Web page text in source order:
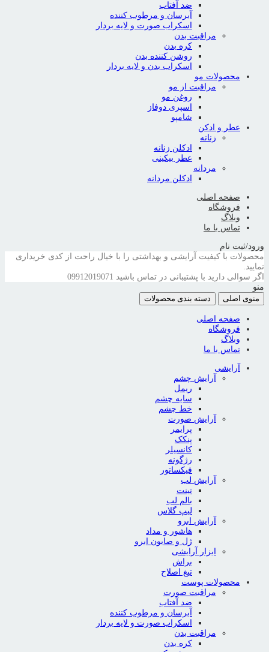
ضد آفتاب
آبرسان و مرطوب کننده
اسکراب صورت و لایه بردار
مراقبت بدن
کره بدن
روشن کننده بدن
اسکراب بدن و لایه بردار
محصولات مو
مراقبت از مو
روغن مو
اسپری دوفاز
شامپو
عطر و ادکن
زنانه
ادکلن زنانه
عطر بیکینی
مردانه
ادکلن مردانه
صفحه اصلی
فروشگاه
وبلاگ
تماس با ما
ورود/ثبت نام
محصولات با کیفیت آرایشی و بهداشتی را با خیال راحت از کدی خریداری
نمایید.
اگر سوالی دارید با پشتیبانی در تماس باشید 09912019071
منو
منوی اصلی
دسته بندی محصولات
صفحه اصلی
فروشگاه
وبلاگ
تماس با ما
آرایشی
آرایش چشم
ریمل
سایه چشم
خط چشم
آرایش صورت
پرایمر
پنکک
کانسیلر
رژگونه
فیکساتور
آرایش لب
تینت
بالم لب
لیپ گلاس
آرایش ابرو
هاشور و مداد
ژل و صابون ابرو
ابزار آرایشی
براش
تیغ اصلاح
محصولات پوست
مراقبت صورت
ضد آفتاب
آبرسان و مرطوب کننده
اسکراب صورت و لایه بردار
مراقبت بدن
کره بدن